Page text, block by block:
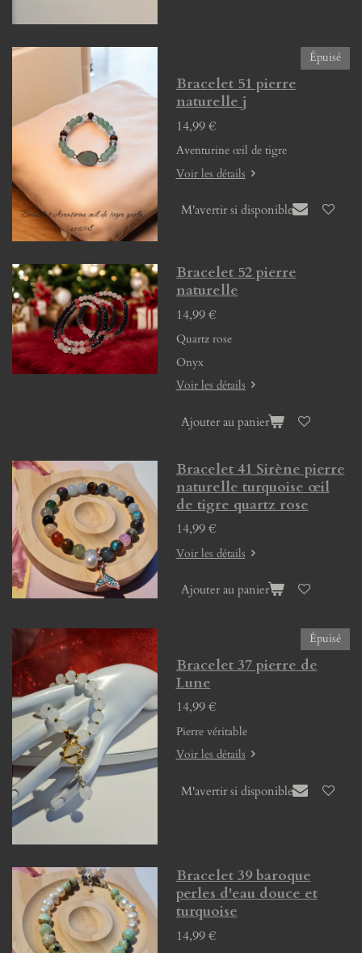
Épuisé
Bracelet 51 pierre
naturelle j
14,99 €
Aventurine œil de tigre
Voir les détails
M'avertir si disponible
Bracelet 52 pierre
naturelle
14,99 €
Quartz rose
Onyx
Voir les détails
Ajouter au panier
Bracelet 41 Sirène pierre
naturelle turquoise œil
de tigre quartz rose
14,99 €
Voir les détails
Ajouter au panier
Épuisé
Bracelet 37 pierre de
Lune
14,99 €
Pierre véritable
Voir les détails
M'avertir si disponible
Bracelet 39 baroque
perles d'eau douce et
turquoise
14,99 €